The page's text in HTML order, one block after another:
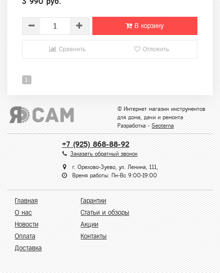
В корзину
Сравнить Отложить
1
© Интернет магазин инструментов
для дома, дачи и ремонта
Разработка - Seoterna
+7 (925) 868-88-92
Заказать обратный звонок
г. Орехово-Зуево, ул. Ленина, 111,
Время работы: Пн-Вс 9:00-19:00
Главная
О нас
Новости
Оплата
Доставка
Гарантии
Статьи и обзоры
Акции
Контакты